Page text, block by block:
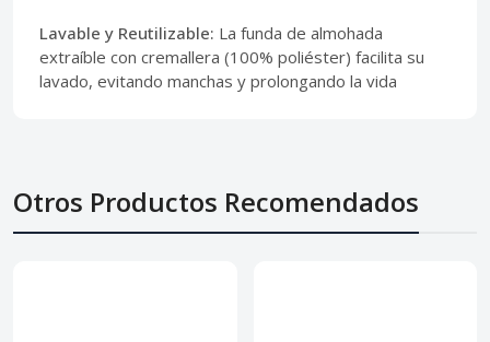
Lavable y Reutilizable: La funda de almohada
extraíble con cremallera (100% poliéster) facilita su
lavado, evitando manchas y prolongando la vida
Otros Productos Recomendados